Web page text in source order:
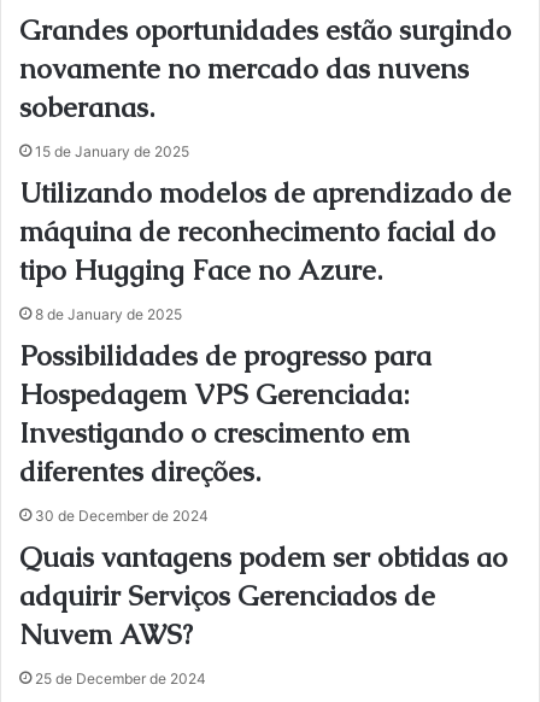
Grandes oportunidades estão surgindo
novamente no mercado das nuvens
soberanas.
15 de January de 2025
Utilizando modelos de aprendizado de
máquina de reconhecimento facial do
tipo Hugging Face no Azure.
8 de January de 2025
Possibilidades de progresso para
Hospedagem VPS Gerenciada:
Investigando o crescimento em
diferentes direções.
30 de December de 2024
Quais vantagens podem ser obtidas ao
adquirir Serviços Gerenciados de
Nuvem AWS?
25 de December de 2024